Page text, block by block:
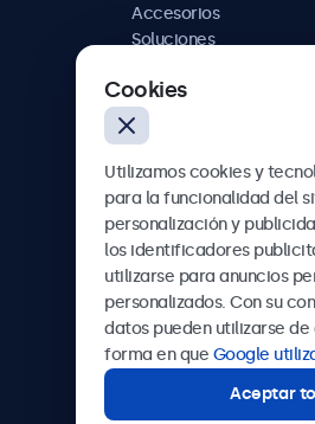
Accesorios
Soluciones
Beetronics
Calle de María de
Cookies
Utilizamos cookies y
para la funcionalidad del
personalización y
los identificadores
utilizarse para anuncios
personalizados. Con su
datos pueden utilizarse
forma en que Google
Aceptar